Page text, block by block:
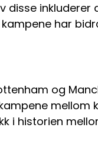
disse inkluderer
har
og
mellom
i historien